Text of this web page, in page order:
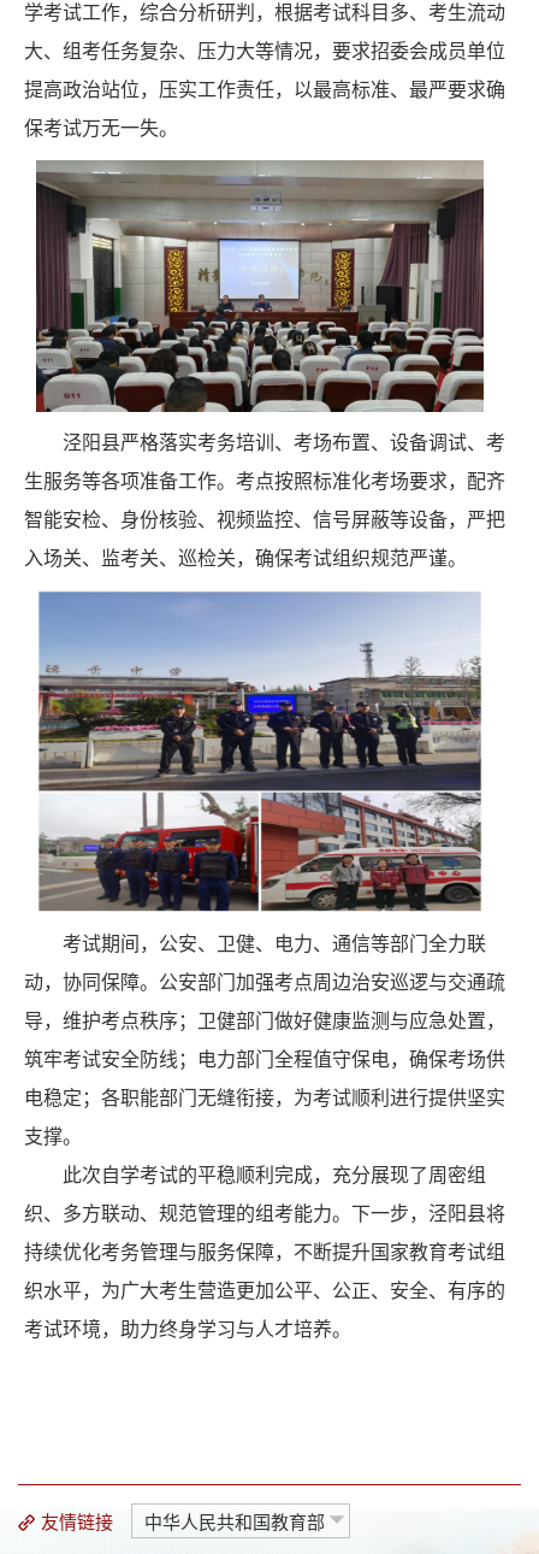
学考试工作， 综合分析研判，根据考试科目多、考生流动
大、组考任务复杂、压力大等情况，要求招委会成员单位
提高政治站位，压实工作责任，以最高标准、最严要求确
保考试万无一失。
泾阳县严格落实考务培训、考场布置、设备调试、考
生服务等各项准备工作。考点按照标准化考场要求，配齐
智能安检、身份核验、视频监控、信号屏蔽等设备，严把
入场关、监考关、巡检关，确保考试组织规范严谨。
考试期间，公安、卫健、电力、通信等部门全力联
动， 协同保障。公安部门加强考点周边治安巡逻与交通疏
导，维护考点秩序；卫健部门做好健康监测与应急处置，
筑牢考试安全防线；电力部门全程值守保电，确保考场供
电稳定；各职能部门无缝衔接，为考试顺利进行提供坚实
支撑。
此次自学考试的平稳顺利完成，充分展现了周密组
织、多方联动、规范管理的组考能力。下一步， 泾阳县将
持续优化考务管理与服务保障，不断提升国家教育考试组
织水平，为广大考生营造更加公平、公正、安全、有序的
考试环境，助力终身学习与人才培养。
友情链接 中华人民共和国教育部